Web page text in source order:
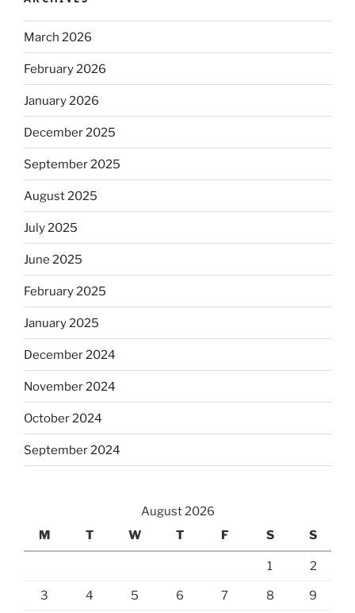
March 2026
February 2026
January 2026
December 2025
September 2025
August 2025
July 2025
June 2025
February 2025
January 2025
December 2024
November 2024
October 2024
September 2024
August 2026
M
T W T F S S
1 2
3 4 5 6 7 8 9